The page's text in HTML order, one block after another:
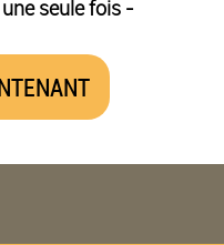
seule fois -